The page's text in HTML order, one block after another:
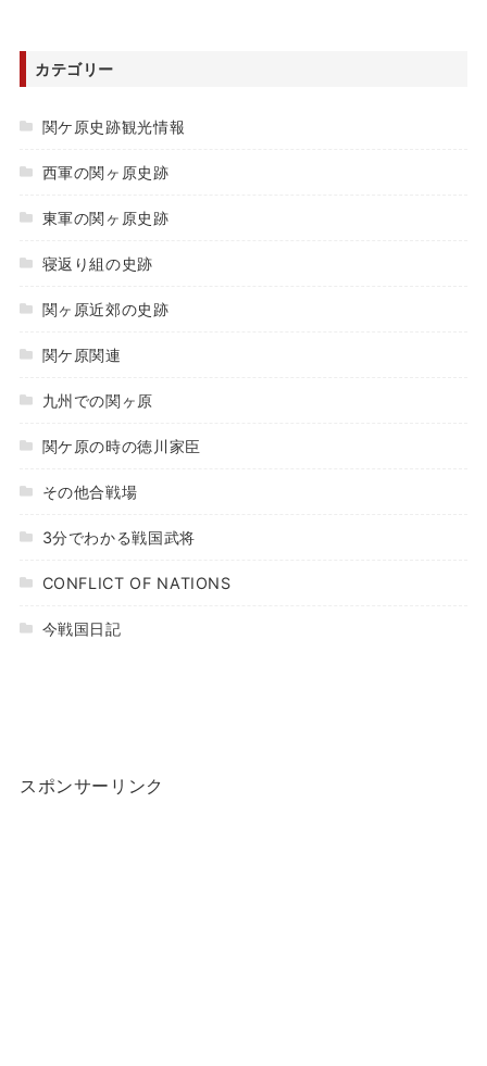
カテゴリー
関ケ原史跡観光情報
西軍の関ヶ原史跡
東軍の関ヶ原史跡
寝返り組の史跡
関ヶ原近郊の史跡
関ケ原関連
九州での関ヶ原
関ケ原の時の徳川家臣
その他合戦場
3分でわかる戦国武将
CONFLICT OF NATIONS
今戦国日記
スポンサーリンク